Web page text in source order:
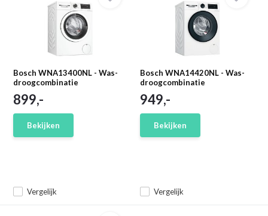
Bosch WNA13400NL - Was-
droogcombinatie
Vergelijk
899,-
Bekijken
Bosch WNA14420NL - Was-
droogcombinatie
Vergelijk
949,-
Bekijken